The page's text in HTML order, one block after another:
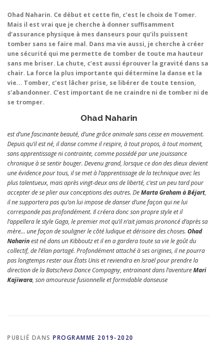
Ohad Naharin. Ce début et cette fin, c’est le choix de Tomer.
Mais il est vrai que je cherche à donner suffisamment
d’assurance physique à mes danseurs pour qu’ils puissent
tomber sans se faire mal. Dans ma vie aussi, je cherche à créer
une sécurité qui me permette de tomber de toute ma hauteur
sans me briser. La chute, c’est aussi éprouver la gravité dans sa
chair. La force la plus importante qui détermine la danse et la
vie… Tomber, c’est lâcher prise, se libérer de toute tension,
s’abandonner. C’est important de ne craindre ni de tomber ni de
se tromper.
Ohad Naharin
est d’une fascinante beauté, d’une grâce animale sans cesse en mouvement.
Depuis qu’il est né, il danse comme il respire, à tout propos, à tout moment,
sans apprentissage ni contrainte, comme possédé par une jouissance
chronique à se sentir bouger. Devenu grand, lorsque ce don des dieux devient
une évidence pour tous, il se met à l’apprentissage de la technique avec les
plus talentueux, mais après vingt-deux ans de liberté, c’est un peu tard pour
accepter de se plier aux conceptions des autres. DeMarta Graham à Béjart,
il ne supportera pas qu’on lui impose de danser d’une façon qui ne lui
corresponde pas profondément. Il créera donc son propre style et il
l’appellera le style Gaga, le premier mot qu’il n’ait jamais prononcé d’après sa
mère… une façon de souligner le côté ludique et dérisoire des choses. Ohad
Naharinest né dans un Kibboutz et il en a gardera toute sa vie le goût du
collectif, de l’élan partagé. Profondément attaché à ses origines, il ne pourra
pas longtemps rester aux États Unis et reviendra en Israël pour prendre la
direction de la Batscheva Dance Compagny, entrainant dans l’aventureMari
Kajiwara, son amoureuse fusionnelle et formidable danseuse
PUBLIÉ DANS PROGRAMME 2019-2020